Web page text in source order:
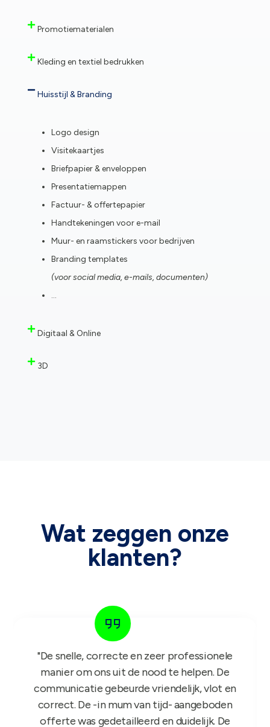
Promotiematerialen
Kleding en textiel bedrukken
Huisstijl & Branding
Logo design
Visitekaartjes
Briefpapier & enveloppen
Presentatiemappen
Factuur- & offertepapier
Handtekeningen voor e-mail
Muur- en raamstickers voor bedrijven
Branding templates
(voor social media, e-mails, documenten)
…
Digitaal & Online
3D
Wat zeggen onze
klanten?
"Het GIFT FOR KIDS project is een succes in
de roos! Onze reps zijn er nu sinds maandag
mee aan de slag en niets dan lovende
feedback dus nogmaals bedankt!"